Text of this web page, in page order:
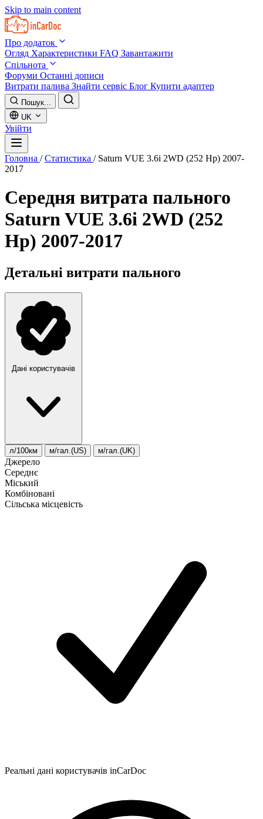
Skip to main content
Про додаток
Огляд Характеристики FAQ Завантажити
Спільнота
Форуми Останні дописи
Витрати палива Знайти сервіс Блог Купити адаптер
Пошук...
UK
Увійти
Головна / Статистика / Saturn VUE 3.6i 2WD (252 Hp) 2007-
2017
Середня витрата пального
Saturn VUE 3.6i 2WD (252
Hp) 2007-2017
Детальні витрати пального
Дані користувачів
л/100км м/гал.(US) м/гал.(UK)
Джерело
Середнє
Міський
Комбіновані
Сільська місцевість
Реальні дані користувачів inCarDoc